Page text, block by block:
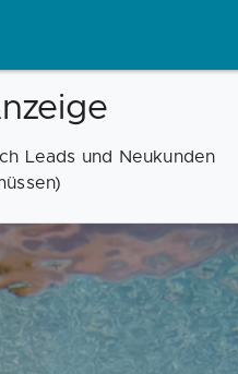
Leads und Neukunden